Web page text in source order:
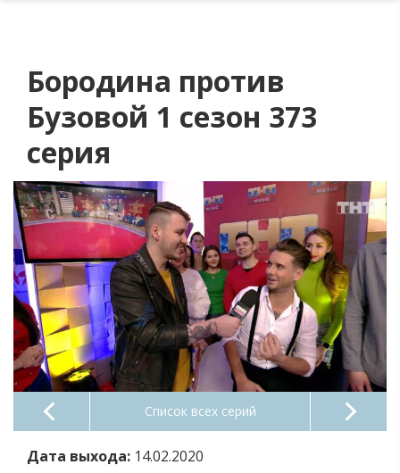
Бородина против
Бузовой 1 сезон 373
серия
Список всех серий
Дата выхода: 14.02.2020